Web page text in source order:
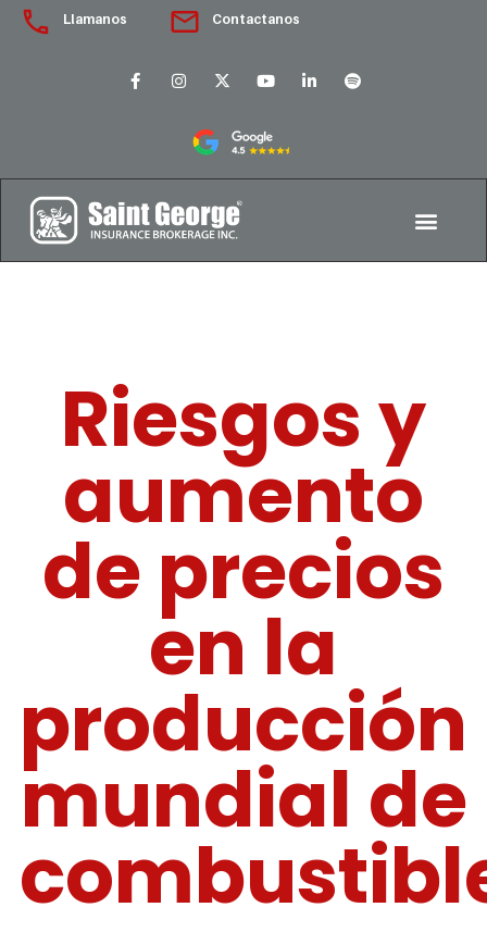
Llamanos Contactanos
Riesgos y
aumento
de precios
en la
producción
mundial de